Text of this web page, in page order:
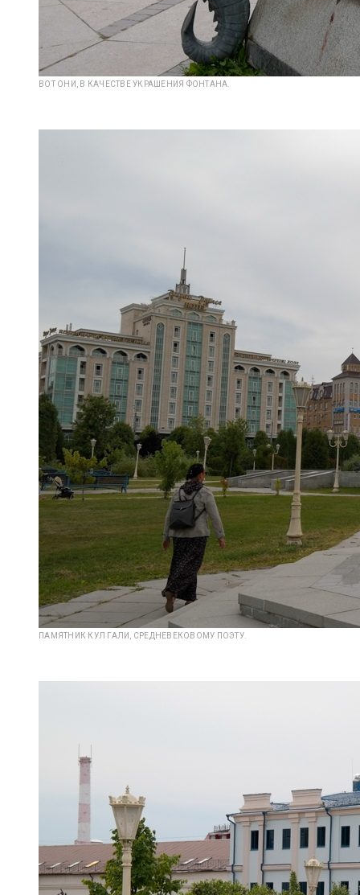
ВОТ ОНИ, В КАЧЕСТВЕ УКРАШЕНИЯ ФОНТАНА.
ПАМЯТНИК КУЛ ГАЛИ, СРЕДНЕВЕКОВОМУ ПОЭТУ.